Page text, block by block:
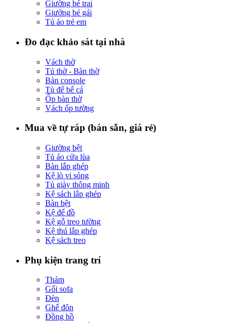
Giường bé trai
Giường bé gái
Tủ áo trẻ em
Đo đạc khảo sát tại nhà
Vách thờ
Tủ thờ - Bàn thờ
Bàn console
Tủ để bể cá
Ốp bàn thờ
Vách ốp tường
Mua về tự ráp (bán sẵn, giá rẻ)
Giường bệt
Tủ áo cửa lùa
Bàn lắp ghép
Kệ lò vi sóng
Tủ giày thông minh
Kệ sách lắp ghép
Bàn bệt
Kệ để đồ
Kệ gỗ treo tường
Kệ thú lắp ghép
Kệ sách treo
Phụ kiện trang trí
Thảm
Gối sofa
Đèn
Ghế đôn
Đồng hồ